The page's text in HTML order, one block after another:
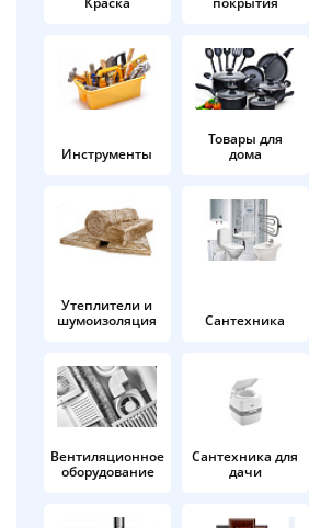
Инструменты
Товары для
дома
Утеплители и
шумоизоляция
Сантехника
Вентиляционное
оборудование
Сантехника для
дачи
в корзину
Оплачивайте сегодня только
25% картой любого банка
Получайте товар
выбранный способом
Оставшиеся
% будут
по25%каждые 2 недели
Подробнее
об оплате Плайтом